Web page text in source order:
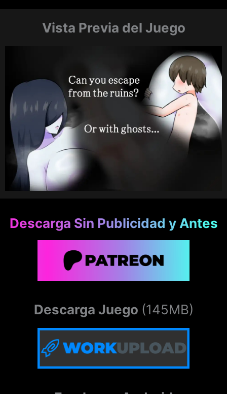
Vista Previa del Juego
Descarga Sin Publicidad y Antes
Descarga Juego (145MB)